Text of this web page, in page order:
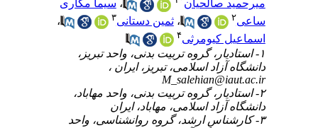
میرحمید صالحیان
،سیما مکاری
ساعی
،ثمین دستانی
،
اسماعیل کیومرثی
۱- استادیار، گروه تربیت بدنی، واحد تبریز،
دانشگاه آزاد اسلامی، تبریز، ایران ،
M_salehian@iaut.ac.ir
۲- استادیار، گروه تربیت بدنی، واحد مهاباد،
دانشگاه آزاد اسلامی، مهاباد، ایران
۳- کارشناس ارشد، گروه روانشناسی، واحد